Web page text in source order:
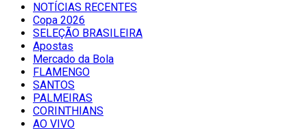
NOTÍCIAS RECENTES
Copa 2026
SELEÇÃO BRASILEIRA
Apostas
Mercado da Bola
FLAMENGO
SANTOS
PALMEIRAS
CORINTHIANS
AO VIVO